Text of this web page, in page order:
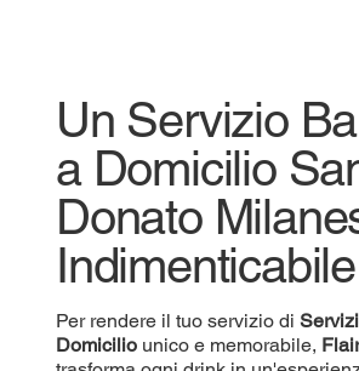
Un Servizio
a Domicilio
Donato
Indimenticabile
Per rendere il tuo servizio di
Domicilio unico e memorabile,